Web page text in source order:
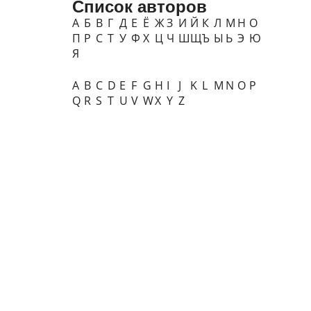
Список авторов
А Б В Г Д Е Ё ЖЗ И Й К Л М Н О
П Р С Т У Ф Х Ц Ч ШЩЪ Ы Ь Э Ю
Я
A B C D E F G H I J K L M N O P
Q R S T U V WX Y Z